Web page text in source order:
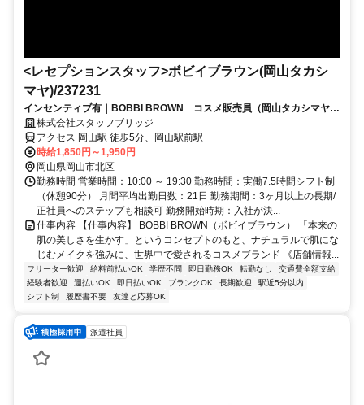
<レセプションスタッフ>ボビイブラウン(岡山タカシ
マヤ)/237231
インセンティブ有｜BOBBI BROWN コスメ販売員（岡山タカシマヤ）
交通費支給・私服OK
株式会社スタッフブリッジ
アクセス 岡山駅 徒歩5分、岡山駅前駅
時給1,850円～1,950円
岡山県岡山市北区
勤務時間 営業時間：10:00 ～ 19:30 勤務時間：実働7.5時間シフト制
（休憩90分） 月間平均出勤日数：21日 勤務期間：3ヶ月以上の長期/
正社員へのステップも相談可 勤務開始時期：入社が決...
仕事内容 【仕事内容】 BOBBI BROWN（ボビイブラウン） 「本来の
肌の美しさを生かす」というコンセプトのもと、ナチュラルで肌にな
じむメイクを強みに、世界中で愛されるコスメブランド 《店舗情報...
フリーター歓迎 給料前払いOK 学歴不問 即日勤務OK 転勤なし
交通費全額支給
経験者歓迎
週払いOK 即日払いOK ブランクOK 長期歓迎
駅近5分以内
シフト制
履歴書不要 友達と応募OK
派遣社員